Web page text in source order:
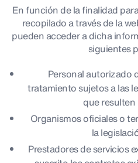
En función de la finalidad
recopilado a través de la
pueden acceder a dicha
siguientes
Personal autorizado
tratamiento sujetos a las
que
Organismos oficiales o
la
Prestadores de servicios